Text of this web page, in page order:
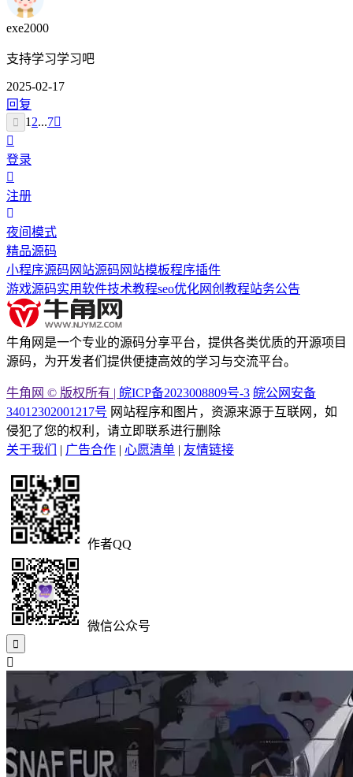
exe2000
支持学习学习吧
2025-02-17
回复
1 2...7
登录
注册
夜间模式
精品源码
小程序源码 网站源码 网站模板程序插件
游戏源码实用软件技术教程seo优化网创教程站务公告
牛角网是一个专业的源码分享平台，提供各类优质的开源项目
源码，为开发者们提供便捷高效的学习与交流平台。
牛角网 © 版权所有 | 皖ICP备2023008809号-3 皖公网安备
34012302001217号 网站程序和图片，资源来源于互联网，如
侵犯了您的权利，请立即联系进行删除
关于我们
| 广告合作 | 心愿清单 | 友情链接
作者QQ
微信公众号